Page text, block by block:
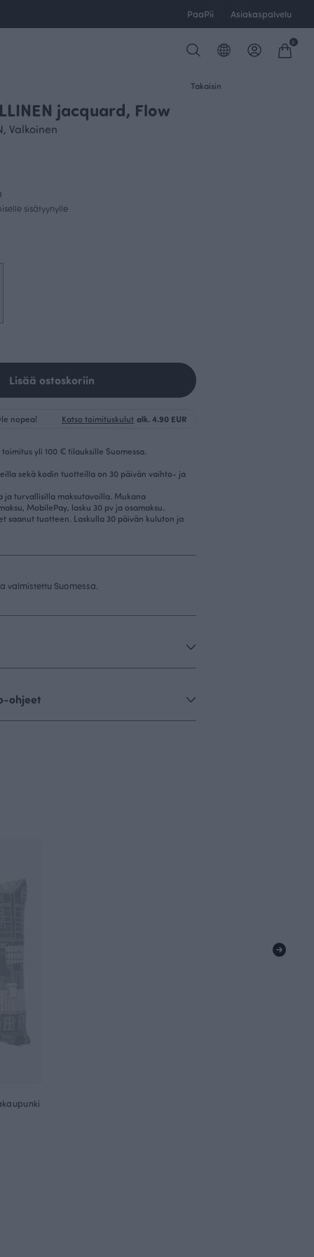
PaaPii Asiakaspalvelu
0
Takaisin
jacquard, Flow
Valkoinen
sisätyynylle
Lisää ostoskoriin
nopea! Katso toimituskulut alk. 4.90 EUR
yli 100 € tilauksille Suomessa.
sekä kodin tuotteilla on 30 päivän vaihto- ja
ja turvallisilla maksutavoilla. Mukana
MobilePay, lasku 30 pv ja osamaksu.
saanut tuotteen. Laskulla 30 päivän kuluton ja
valmistettu Suomessa.
ohjeet